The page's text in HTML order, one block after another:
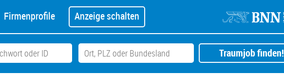
Firmenprofile Anzeige schalten
Traumjob finden!